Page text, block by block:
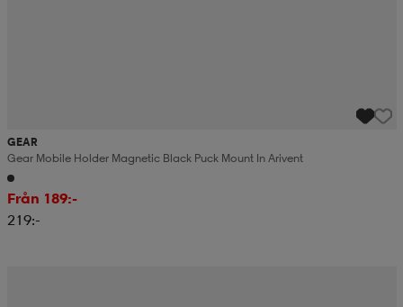
GEAR
Gear Mobile Holder Magnetic Black Puck Mount In Arivent
Från 189:-
219:-